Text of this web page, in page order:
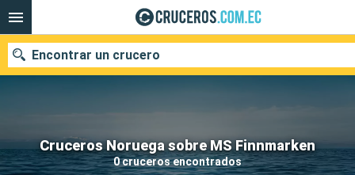
Cruceros Noruega sobre MS Finnmarken
0 cruceros encontrados
Encontrar un crucero
Nuestros destinos